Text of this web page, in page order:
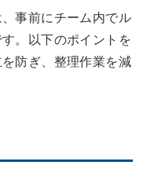
事前にチーム内でル
。以下のポイントを
防ぎ、整理作業を減